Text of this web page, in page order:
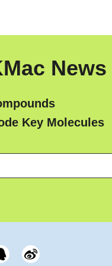
News
Key Molecules